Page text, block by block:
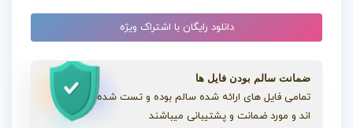
دانلود رایگان با اشتراک ویژه
ضمانت سالم بودن فایل ها
تمامی فایل های ارائه شده سالم بوده و تست شده
اند و مورد ضمانت و پشتیبانی میباشند